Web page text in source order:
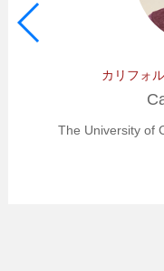
カリフォ
The University of